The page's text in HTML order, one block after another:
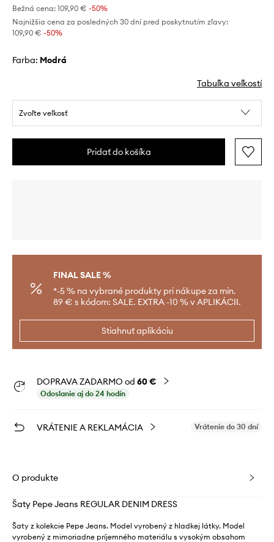
Bežná cena: 109,90 € -50%
Najnižšia cena za posledných 30 dní pred poskytnutím zľavy:
109,90 € -50%
Farba: modrá
Tabuľka veľkostí
Zvoľte veľkosť
Pridať do košíka
FINAL SALE %
*-5 % na vybrané produkty pri nákupe za min.
89 € s kódom: SALE. EXTRA -10 % v APLIKÁCII.
Stiahnuť aplikáciu
DOPRAVA ZADARMO od 60 €
Odoslanie aj do 24 hodín
VRÁTENIE A REKLAMÁCIA Vrátenie do 30 dní
O produkte
Šaty Pepe Jeans REGULAR DENIM DRESS
Šaty z kolekcie Pepe Jeans. Model vyrobený z hladkej látky. Model
vyrobený z mimoriadne príjemného materiálu s vysokým obsahom